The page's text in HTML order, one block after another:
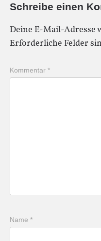
Schreibe einen
Deine E-Mail-
Erforderliche Felder
Kommentar *
Name *